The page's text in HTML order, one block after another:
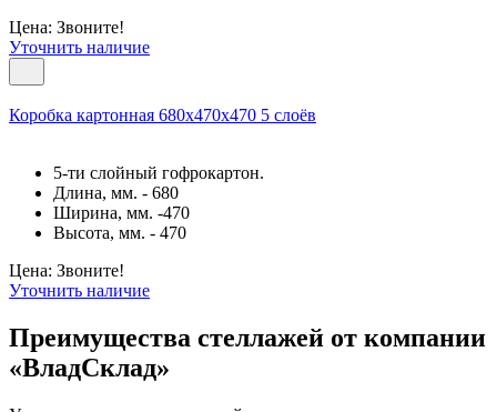
Цена: Звоните!
Уточнить наличие
Коробка картонная 680х470х470 5 слоёв
5-ти слойный гофрокартон.
Длина, мм. - 680
Ширина, мм. -470
Высота, мм. - 470
Цена: Звоните!
Уточнить наличие
Преимущества стеллажей от компании
«ВладСклад»